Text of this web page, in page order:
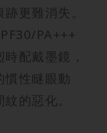
更難消失。
PA+++
配戴墨鏡，
性瞇眼動
的惡化。